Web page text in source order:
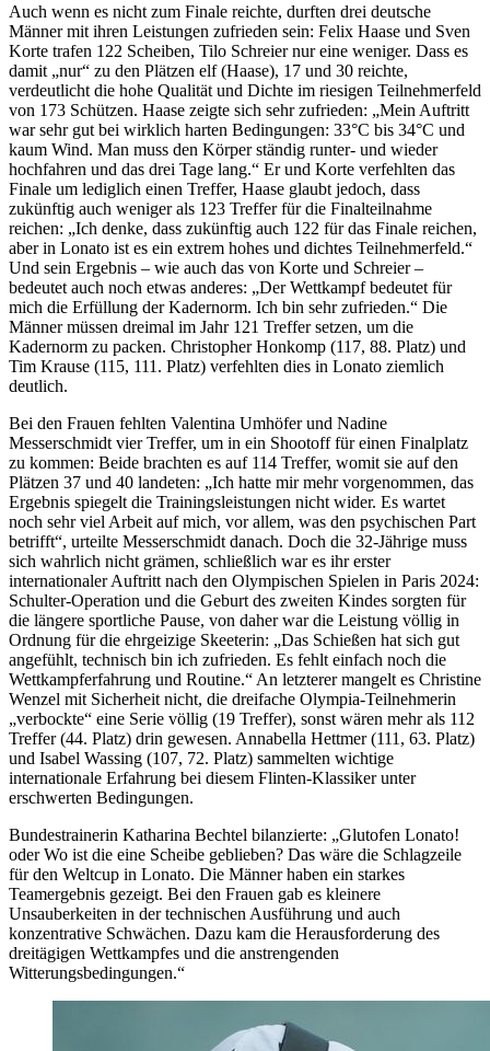
Auch wenn es nicht zum Finale reichte, durften drei deutsche
Männer mit ihren Leistungen zufrieden sein: Felix Haase und Sven
Korte trafen 122 Scheiben, Tilo Schreier nur eine weniger. Dass es
damit „nur“ zu den Plätzen elf (Haase), 17 und 30 reichte,
verdeutlicht die hohe Qualität und Dichte im riesigen Teilnehmerfeld
von 173 Schützen. Haase zeigte sich sehr zufrieden: „Mein Auftritt
war sehr gut bei wirklich harten Bedingungen: 33°C bis 34°C und
kaum Wind. Man muss den Körper ständig runter- und wieder
hochfahren und das drei Tage lang.“ Er und Korte verfehlten das
Finale um lediglich einen Treffer, Haase glaubt jedoch, dass
zukünftig auch weniger als 123 Treffer für die Finalteilnahme
reichen: „Ich denke, dass zukünftig auch 122 für das Finale reichen,
aber in Lonato ist es ein extrem hohes und dichtes Teilnehmerfeld.“
Und sein Ergebnis – wie auch das von Korte und Schreier –
bedeutet auch noch etwas anderes: „Der Wettkampf bedeutet für
mich die Erfüllung der Kadernorm. Ich bin sehr zufrieden.“ Die
Männer müssen dreimal im Jahr 121 Treffer setzen, um die
Kadernorm zu packen. Christopher Honkomp (117, 88. Platz) und
Tim Krause (115, 111. Platz) verfehlten dies in Lonato ziemlich
deutlich.
Bei den Frauen fehlten Valentina Umhöfer und Nadine
Messerschmidt vier Treffer, um in ein Shootoff für einen Finalplatz
zu kommen: Beide brachten es auf 114 Treffer, womit sie auf den
Plätzen 37 und 40 landeten: „Ich hatte mir mehr vorgenommen, das
Ergebnis spiegelt die Trainingsleistungen nicht wider. Es wartet
noch sehr viel Arbeit auf mich, vor allem, was den psychischen Part
betrifft“, urteilte Messerschmidt danach. Doch die 32-Jährige muss
sich wahrlich nicht grämen, schließlich war es ihr erster
internationaler Auftritt nach den Olympischen Spielen in Paris 2024:
Schulter-Operation und die Geburt des zweiten Kindes sorgten für
die längere sportliche Pause, von daher war die Leistung völlig in
Ordnung für die ehrgeizige Skeeterin: „Das Schießen hat sich gut
angefühlt, technisch bin ich zufrieden. Es fehlt einfach noch die
Wettkampferfahrung und Routine.“ An letzterer mangelt es Christine
Wenzel mit Sicherheit nicht, die dreifache Olympia-Teilnehmerin
„verbockte“ eine Serie völlig (19 Treffer), sonst wären mehr als 112
Treffer (44. Platz) drin gewesen. Annabella Hettmer (111, 63. Platz)
und Isabel Wassing (107, 72. Platz) sammelten wichtige
internationale Erfahrung bei diesem Flinten-Klassiker unter
erschwerten Bedingungen.
Bundestrainerin Katharina Bechtel bilanzierte: „Glutofen Lonato!
oder Wo ist die eine Scheibe geblieben? Das wäre die Schlagzeile
für den Weltcup in Lonato. Die Männer haben ein starkes
Teamergebnis gezeigt. Bei den Frauen gab es kleinere
Unsauberkeiten in der technischen Ausführung und auch
konzentrative Schwächen. Dazu kam die Herausforderung des
dreitägigen Wettkampfes und die anstrengenden
Witterungsbedingungen.“